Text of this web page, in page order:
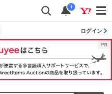
i
ログイン